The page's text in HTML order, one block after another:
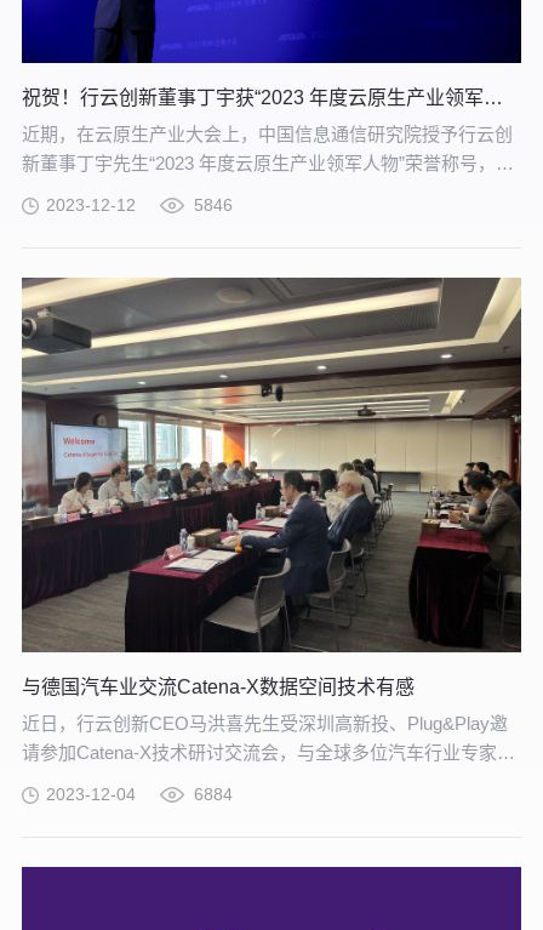
祝贺！行云创新董事丁宇获“2023 年度云原生产业领军人物”荣誉称号
近期，在云原生产业大会上，中国信息通信研究院授予行云创
新董事丁宇先生“2023 年度云原生产业领军人物”荣誉称号，以
对此表示诚挚的祝贺！
2023-12-12 5846
与德国汽车业交流Catena-X数据空间技术有感
近日，行云创新CEO马洪喜先生受深圳高新投、Plug&Play邀
请参加Catena-X技术研讨交流会，与全球多位汽车行业专家，
共同交流Catena-X数据空间及探讨云原生平台工程相关技术发
展和社区建设思路。
2023-12-04 6884